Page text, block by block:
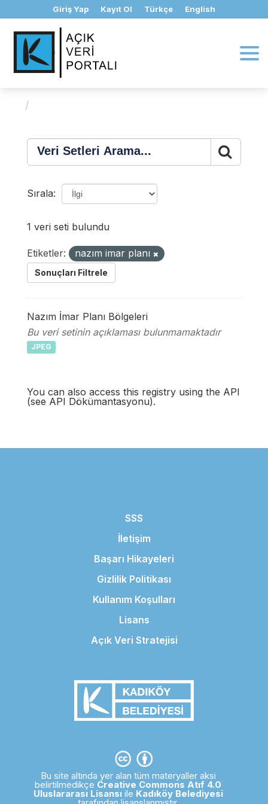
Giriş Yap Kayıt Ol Türkçe English
Sırala
1 veri seti bulundu
Etiketler: nazım imar planı
Sonuçları Filtrele
Nazım İmar Planı Bölgeleri
Bu veri setinin açıklaması bulunmamaktadır
JPEG
You can also access this registry using the API
(see API Dökümantasyonu).
SSS
İletişim
Başarı Hikayeleri
Gizlilik Politikası
Kullanım Koşulları
Lisans
Açık Veri Stratejisi
Bu site altında yer alan tüm materyaller aksi
belirtilmedikçe Creative Commons Atıf 4.0
Uluslararası Lisansıile Kadıköy Belediyesi